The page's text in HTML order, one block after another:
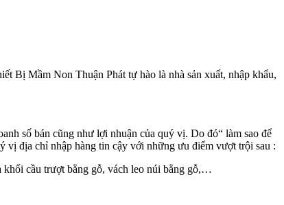
Bị Mầm Non Thuận Phát tự hào là nhà sản xuất, nhập khẩu,
số bán cũng như lợi nhuận của quý vị. Do đó“ làm sao để
địa chỉ nhập hàng tin cậy với những ưu điểm vượt trội sau :
khối cầu trượt bằng gỗ, vách leo núi bằng gỗ,…